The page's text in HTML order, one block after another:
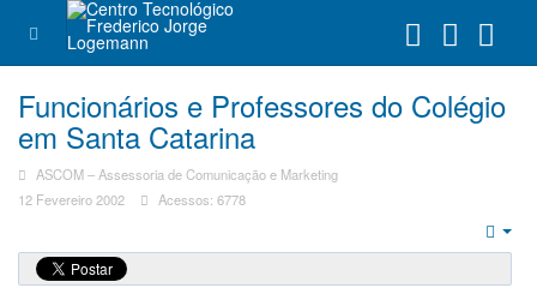
Funcionários e Professores do Colégio
em Santa Catarina
ASCOM – Assessoria de Comunicação e Marketing
12 Fevereiro 2002
Acessos: 6778